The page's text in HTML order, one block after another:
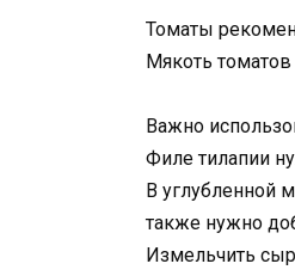
Томаты
Мякоть
Важно
Филе тилапии
В углубленной
также нужно
Измельчить сыр